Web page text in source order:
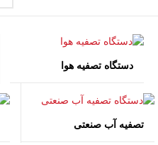
دستگاه تصفیه هوا
تصفیه آب صنعتی